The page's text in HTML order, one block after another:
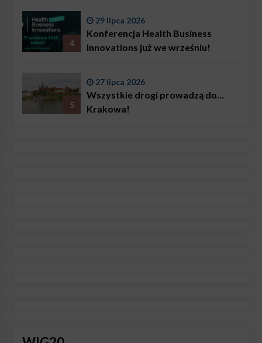
4
29 lipca 2026
Konferencja Health Business
Innovations już we wrześniu!
5
27 lipca 2026
Wszystkie drogi prowadzą do…
Krakowa!